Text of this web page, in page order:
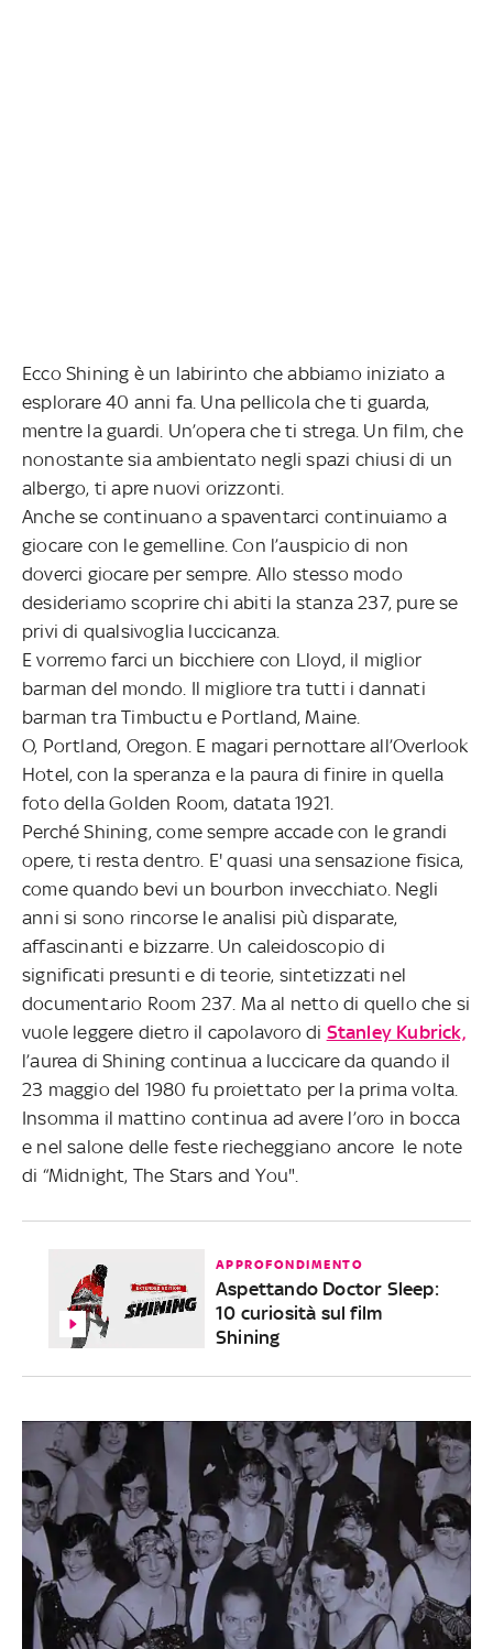
Ecco Shining è un labirinto che abbiamo iniziato a
esplorare 40 anni fa. Una pellicola che ti guarda,
mentre la guardi. Un’opera che ti strega. Un film, che
nonostante sia ambientato negli spazi chiusi di un
albergo, ti apre nuovi orizzonti.
Anche se continuano a spaventarci continuiamo a
giocare con le gemelline. Con l’auspicio di non
doverci giocare per sempre. Allo stesso modo
desideriamo scoprire chi abiti la stanza 237, pure se
privi di qualsivoglia luccicanza.
E vorremo farci un bicchiere con Lloyd, il miglior
barman del mondo. Il migliore tra tutti i dannati
barman tra Timbuctu e Portland, Maine.
O, Portland, Oregon. E magari pernottare all’Overlook
Hotel, con la speranza e la paura di finire in quella
foto della Golden Room, datata 1921.
Perché Shining, come sempre accade con le grandi
opere, ti resta dentro. E' quasi una sensazione fisica,
come quando bevi un bourbon invecchiato. Negli
anni si sono rincorse le analisi più disparate,
affascinanti e bizzarre. Un caleidoscopio di
significati presunti e di teorie, sintetizzati nel
documentario Room 237. Ma al netto di quello che si
vuole leggere dietro il capolavoro di Stanley Kubrick,
l’aurea di Shining continua a luccicare da quando il
23 maggio del 1980 fu proiettato per la prima volta.
Insomma il mattino continua ad avere l’oro in bocca
e nel salone delle feste riecheggiano ancore le note
di “Midnight, The Stars and You".
APPROFONDIMENTO
Aspettando Doctor Sleep:
10 curiosità sul film
Shining